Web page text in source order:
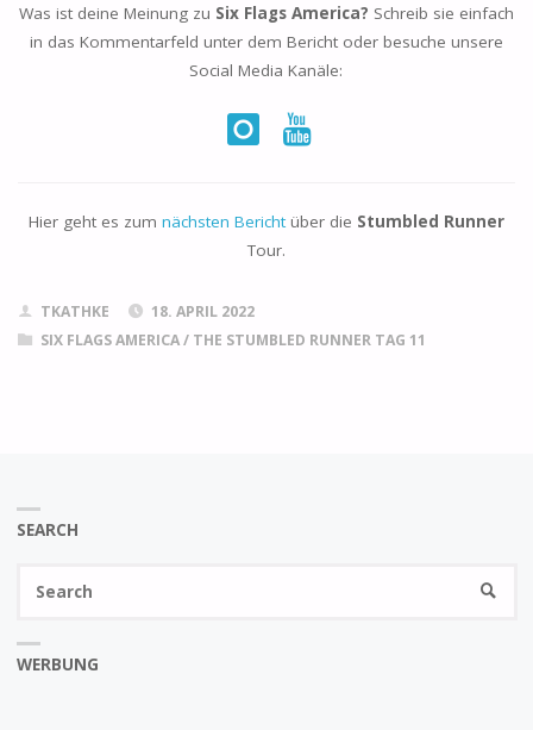
Was ist deine Meinung zu Six Flags America? Schreib sie einfach
in das Kommentarfeld unter dem Bericht oder besuche unsere
Social Media Kanäle:
Hier geht es zum nächsten Berichtüber die Stumbled Runner
Tour.
TKATHKE
18. APRIL 2022
SIX FLAGS AMERICA/ THE STUMBLED RUNNER TAG 11
SEARCH
WERBUNG